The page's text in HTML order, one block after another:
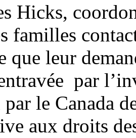
Hicks,
familles
que leur
par
le Canada
aux droits